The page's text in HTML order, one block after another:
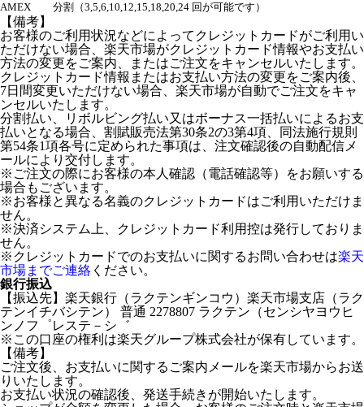
AMEX
分割（3,5,6,10,12,15,18,20,24 回が可能です）
【備考】
お客様のご利用状況などによってクレジットカードがご利用い
ただけない場合、楽天市場がクレジットカード情報やお支払い
方法の変更をご案内、またはご注文をキャンセルいたします。
クレジットカード情報またはお支払い方法の変更をご案内後、
7日間変更いただけない場合、楽天市場が自動でご注文をキャ
ンセルいたします。
分割払い、リボルビング払い又はボーナス一括払いによるお支
払いとなる場合、割賦販売法第30条2の3第4項、同法施行規則
第54条1項各号に定められた事項は、注文確認後の自動配信メ
ールにより交付します。
※ご注文の際にお客様の本人確認（電話確認等）をお願いする
場合もございます。
※お客様と異なる名義のクレジットカードはご利用いただけま
せん。
※決済システム上、クレジットカード利用控は発行しておりま
せん。
※クレジットカードでのお支払いに関するお問い合わせは楽天
市場までご連絡 ください。
銀行振込
【振込先】楽天銀行（ラクテンギンコウ）楽天市場支店（ラク
テンイチバシテン） 普通 2278807 ラクテン（センシヤヨウヒ
ンノフ゜レステ－シ゛
※この口座の権利は楽天グループ株式会社が保有しています。
【備考】
ご注文後、お支払いに関するご案内メールを楽天市場からお送
りいたします。
お支払い状況の確認後、発送手続きが開始いたします。